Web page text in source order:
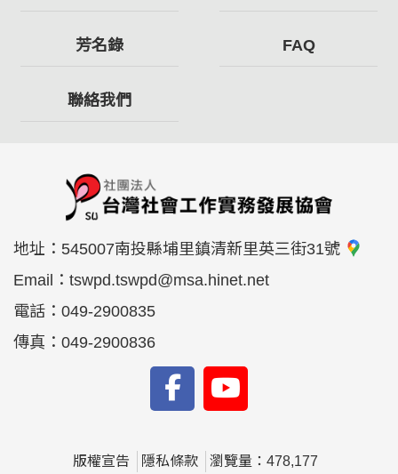
芳名錄 FAQ
聯絡我們
地址： 545007南投縣埔里鎮清新里英三街31號
Email： tswpd.tswpd@msa.hinet.net
電話： 049-2900835
傳真： 049-2900836
版權宣告 隱私條款 瀏覽量：478,177